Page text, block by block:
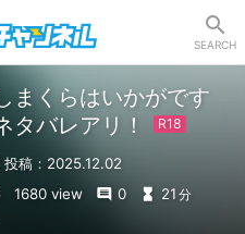
SEARCH
まくらはいかがです
タバレアリ！
投稿：2025.12.02
1680 view 0 21 分